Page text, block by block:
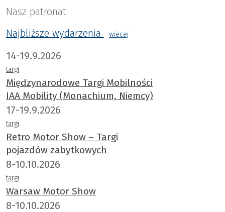
Nasz patronat
Najbliższe wydarzenia
wiecej
14-19.9.2026
targi
Międzynarodowe Targi Mobilności
IAA Mobility (Monachium, Niemcy)
17-19.9.2026
targi
Retro Motor Show – Targi
pojazdów zabytkowych
8-10.10.2026
targi
Warsaw Motor Show
8-10.10.2026